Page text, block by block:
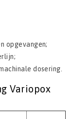
opgevangen;
dosering.
Variopox